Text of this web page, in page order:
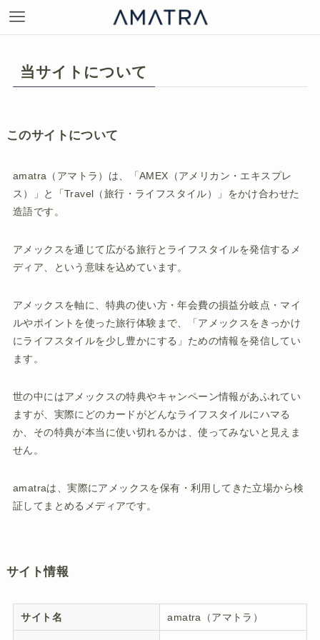
当サイトについて
このサイトについて
amatra（アマトラ）は、「AMEX（アメリカン・エキスプレ
ス）」と「Travel（旅行・ライフスタイル）」をかけ合わせた
造語です。
アメックスを通じて広がる旅行とライフスタイルを発信するメ
ディア、という意味を込めています。
アメックスを軸に、特典の使い方・年会費の損益分岐点・マイ
ルやポイントを使った旅行体験まで、「アメックスをきっかけ
にライフスタイルを少し豊かにする」ための情報を発信してい
ます。
世の中にはアメックスの特典やキャンペーン情報があふれてい
ますが、実際にどのカードがどんなライフスタイルにハマる
か、その特典が本当に使い切れるかは、使ってみないと見えま
せん。
amatraは、実際にアメックスを保有・利用してきた立場から検
証してまとめるメディアです。
サイト情報
サイト名 amatra（アマトラ）